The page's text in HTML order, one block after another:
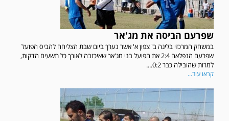
שפרעם הביסה את מג'אר
במשחק המרכזי בליגה ב' צפון א' אשר נערך ביום שבת הצליחה להביס הפועל
שפרעם הנפלאה 2:4 את הפועל בני מג'אר שאיכזבה לאורך כל תשעים הדקות,
למרות שהובילה כבר 0:2....
קראו עוד...